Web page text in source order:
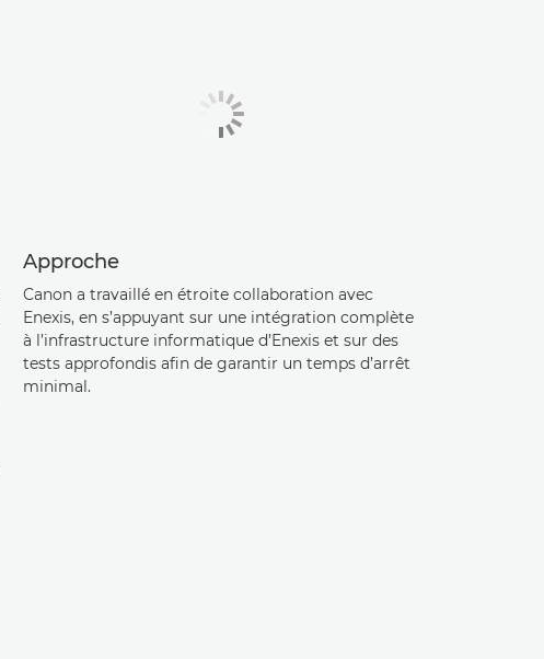
Approche
Canon a travaillé en étroite collaboration avec
Enexis, en s’appuyant sur une intégration complète
à l’infrastructure informatique d’Enexis et sur des
tests approfondis afin de garantir un temps d’arrêt
minimal.